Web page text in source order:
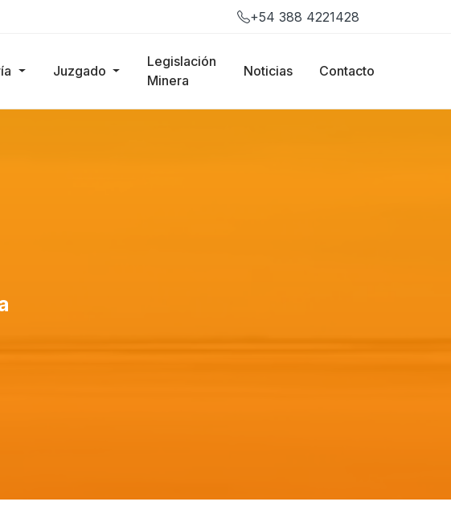
+54 388 4221428
Juzgado
Legislación
Minera
Noticias Contacto